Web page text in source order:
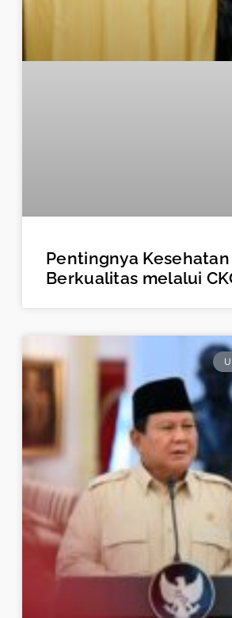
Pentingnya Kesehatan
Berkualitas melalui